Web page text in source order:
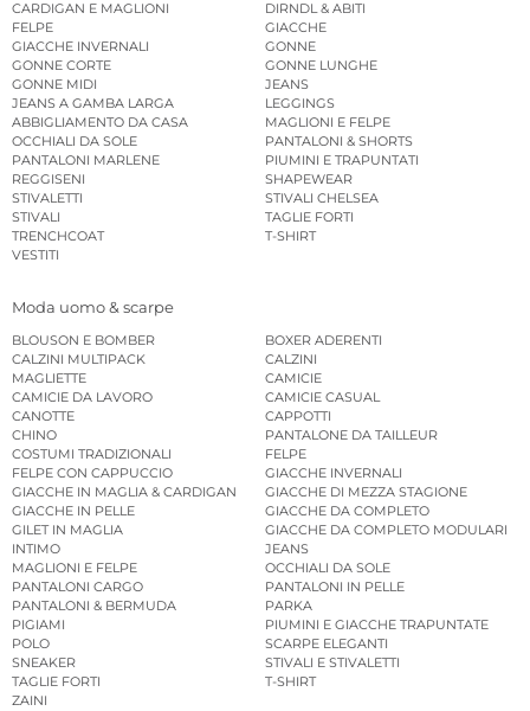
CARDIGAN E MAGLIONI
DIRNDL & ABITI
FELPE
GIACCHE
GIACCHE INVERNALI
GONNE
GONNE CORTE
GONNE LUNGHE
GONNE MIDI
JEANS
JEANS A GAMBA LARGA
LEGGINGS
ABBIGLIAMENTO DA CASA
MAGLIONI E FELPE
OCCHIALI DA SOLE
PANTALONI & SHORTS
PANTALONI MARLENE
PIUMINI E TRAPUNTATI
REGGISENI
SHAPEWEAR
STIVALETTI
STIVALI CHELSEA
STIVALI
TAGLIE FORTI
TRENCHCOAT
T-SHIRT
VESTITI
Moda uomo & scarpe
BLOUSON E BOMBER
BOXER ADERENTI
CALZINI MULTIPACK
CALZINI
MAGLIETTE
CAMICIE
CAMICIE DA LAVORO
CAMICIE CASUAL
CANOTTE
CAPPOTTI
CHINO
PANTALONE DA TAILLEUR
COSTUMI TRADIZIONALI
FELPE
FELPE CON CAPPUCCIO
GIACCHE INVERNALI
GIACCHE IN MAGLIA & CARDIGAN
GIACCHE DI MEZZA STAGIONE
GIACCHE IN PELLE
GIACCHE DA COMPLETO
GILET IN MAGLIA
GIACCHE DA COMPLETO MODULARI
INTIMO
JEANS
MAGLIONI E FELPE
OCCHIALI DA SOLE
PANTALONI CARGO
PANTALONI IN PELLE
PANTALONI & BERMUDA
PARKA
PIGIAMI
PIUMINI E GIACCHE TRAPUNTATE
POLO
SCARPE ELEGANTI
SNEAKER
STIVALI E STIVALETTI
TAGLIE FORTI
T-SHIRT
ZAINI